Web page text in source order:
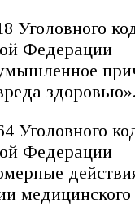
Уголовного
Федерации
здоровью».
Уголовного
Федерации
медицинского